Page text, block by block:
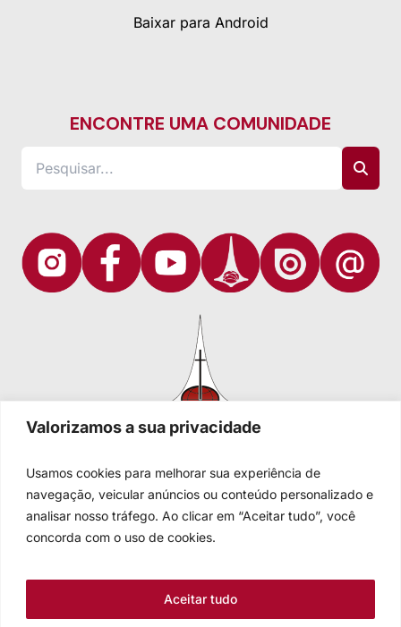
Valorizamos a sua privacidade
Usamos cookies para melhorar sua experiência de
navegação, veicular anúncios ou conteúdo personalizado e
analisar nosso tráfego. Ao clicar em “Aceitar tudo”, você
concorda com o uso de cookies.
Aceitar tudo
Baixar para Android
ENCONTRE UMA COMUNIDADE
Igreja Evangélica de Confissão Luterana no Brasil
Sede nacional: Rua Senhor dos Passos, 202/4º andar Centro -
Cep 90020-180 - Porto Alegre/RS - Brasil
Telefone 55 51 3284.5400
Fale conosco